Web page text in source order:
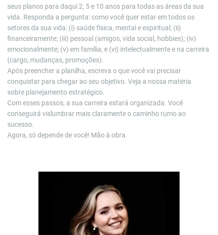
seus planos para daqui 2, 5 e 10 anos para todas as áreas da sua
vida. Responda a pergunta: como você quer estar em todos os
setores da sua vida: (i) saúde física, mental e espiritual; (ii)
financeiramente; (iii) pessoal (amigos, vida social, hobbies); (iv)
emocionalmente; (v) em família; e (vi) intelectualmente e na carreira
(cargo, mudanças, promoções).
Após preencher a planilha, escreva o que você vai precisar
conquistar para chegar ao seu objetivo. Veja a nossa matéria
sobre planejamento estratégico.
Com esses passos, a sua carreira estará organizada. Você
conseguirá vislumbrar mais claramente o caminho rumo ao
sucesso.
Agora, só depende de você! Mão à obra.